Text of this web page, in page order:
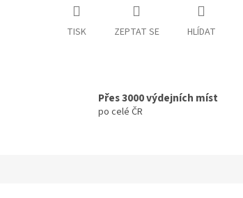
TISK ZEPTAT SE HLÍDAT
Přes 3000 výdejních míst
po celé ČR